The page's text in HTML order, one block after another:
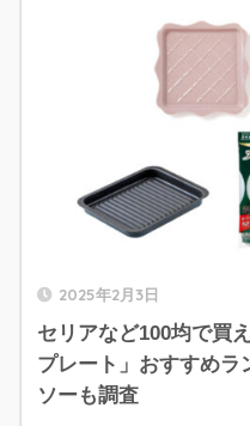
2025年2月3日
セリアなど100均で買
プレート」おすすめラ
ソーも調査